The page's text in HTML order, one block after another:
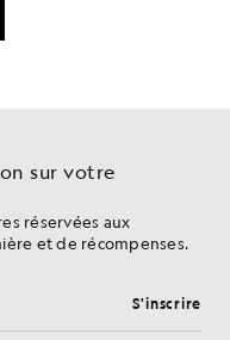
sur votre
réservées aux
et de récompenses.
S'inscrire